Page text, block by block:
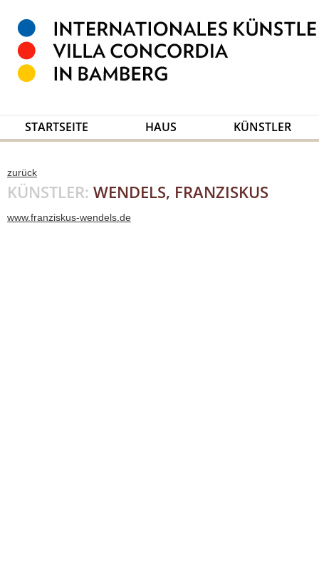
STARTSEITE HAUS KÜNSTLER
zurück
KÜNSTLER: WENDELS, FRANZISKUS
www.franziskus-wendels.de